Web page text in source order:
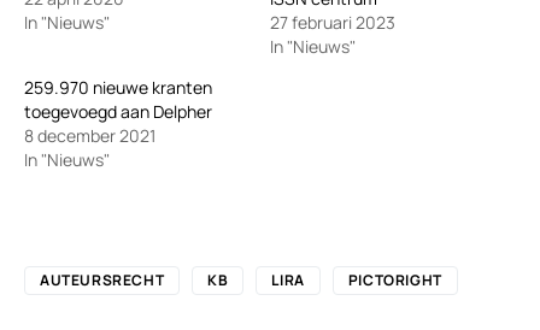
In "Nieuws"
27 februari 2023
In "Nieuws"
259.970 nieuwe kranten
toegevoegd aan Delpher
8 december 2021
In "Nieuws"
AUTEURSRECHT KB LIRA PICTORIGHT